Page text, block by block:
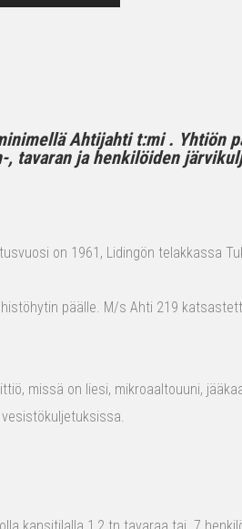
Ahtijahti t:mi . Yhtiön
tavaran ja henkilöiden
on 1961, Lidingön telakkassa
päälle. M/s Ahti 219
missä on liesi, mikroaaltouuni,